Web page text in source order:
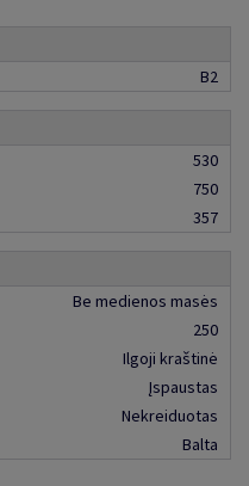
B2
530
750
357
Be medienos masės
250
Ilgoji kraštinė
Įspaustas
Nekreiduotas
Balta